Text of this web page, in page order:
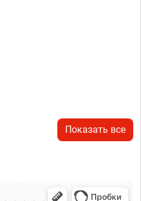
Показать все